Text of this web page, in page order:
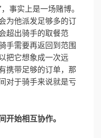
事实上是一场赌博。
为他派发足够多的订
超出骑手的取餐范
手需要再返回到范围
把它想象成一次远
携带足够的订单，那
对于骑手来说就是亏
开始相互协作。